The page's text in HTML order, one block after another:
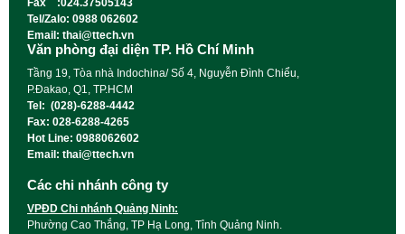
Fax :024.37505143
Tel/Zalo: 0988 062602
Email: thai@ttech.vn
Văn phòng đại diện TP. Hồ Chí Minh
Tầng 19, Tòa nhà Indochina/ Số 4, Nguyễn Đình Chiểu,
P.Đakao, Q1, TP.HCM
Tel: (028)-6288-4442
Fax: 028-6288-4265
Hot Line: 0988062602
Email: thai@ttech.vn
Các chi nhánh công ty
VPĐD Chi nhánh Quảng Ninh:
Phường Cao Thắng, TP Hạ Long, Tỉnh Quảng Ninh.